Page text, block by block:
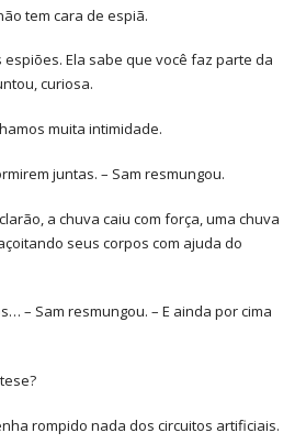
tem cara de espiã.
Ela sabe que você faz parte da
curiosa.
muita intimidade.
juntas. – Sam resmungou.
a chuva caiu com força, uma chuva
seus corpos com ajuda do
– Sam resmungou. – E ainda por cima
rompido nada dos circuitos artificiais.